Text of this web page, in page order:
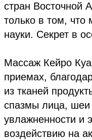
стран Восточной
только в том, что
науки. Секрет в
Массаж Кейро
приемах,
из тканей
спазмы лица, шеи
увлажненности и
воздействию на